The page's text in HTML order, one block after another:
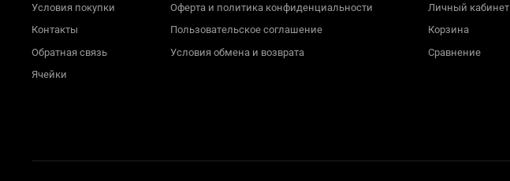
Условия покупки
Контакты
Обратная связь
Ячейки
Оферта и политика конфиденциальности
Пользовательское соглашение
Условия обмена и возврата
Личный кабинет
Корзина
Сравнение